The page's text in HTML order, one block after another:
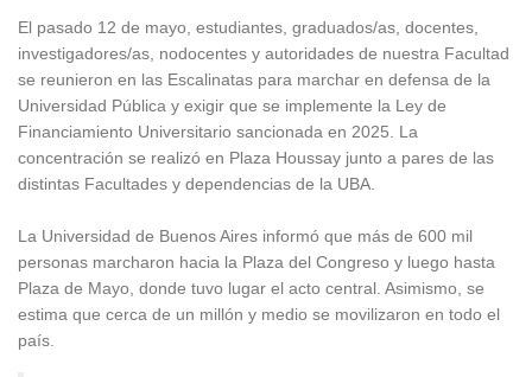
El pasado 12 de mayo, estudiantes, graduados/as, docentes,
investigadores/as, nodocentes y autoridades de nuestra Facultad
se reunieron en las Escalinatas para marchar en defensa de la
Universidad Pública y exigir que se implemente la Ley de
Financiamiento Universitario sancionada en 2025. La
concentración se realizó en Plaza Houssay junto a pares de las
distintas Facultades y dependencias de la UBA.
La Universidad de Buenos Aires informó que más de 600 mil
personas marcharon hacia la Plaza del Congreso y luego hasta
Plaza de Mayo, donde tuvo lugar el acto central. Asimismo, se
estima que cerca de un millón y medio se movilizaron en todo el
país.